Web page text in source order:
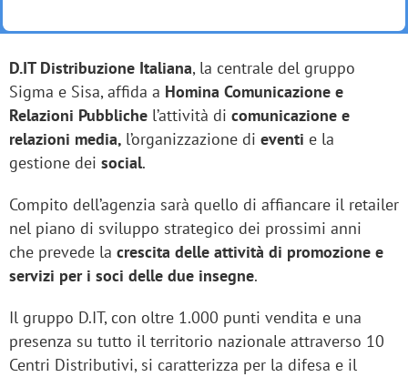
D.IT Distribuzione Italiana, la centrale del gruppo
Sigma e Sisa, affida a Homina Comunicazione e
Relazioni Pubbliche l’attività di comunicazione e
relazioni media, l’organizzazione di eventi e la
gestione dei social.
Compito dell’agenzia sarà quello di affiancare il retailer
nel piano di sviluppo strategico dei prossimi anni
che prevede la crescita delle attività di promozione e
servizi per i soci delle due insegne.
Il gruppo D.IT, con oltre 1.000 punti vendita e una
presenza su tutto il territorio nazionale attraverso 10
Centri Distributivi, si caratterizza per la difesa e il